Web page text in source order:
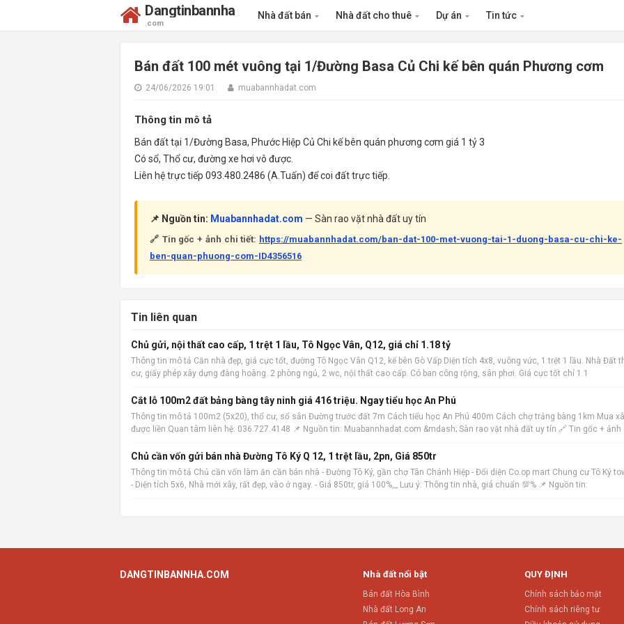
Dangtinbannha
.com
Nhà đất bán Nhà đất cho thuê Dự án Tin tức
Bán đất 100 mét vuông tại 1/Đường Basa Củ Chi kế bên quán Phương cơm
24/06/2026 19:01 muabannhadat.com
Thông tin mô tả
Bán đất tại 1/Đường Basa, Phước Hiệp Củ Chi kế bên quán phương cơm giá 1 tỷ 3
Có sổ, Thổ cư, đường xe hơi vô được.
Liên hệ trực tiếp 093.480.2486 (A.Tuấn) để coi đất trực tiếp.
📌 Nguồn tin: Muabannhadat.com — Sàn rao vặt nhà đất uy tín
🔗 Tin gốc + ảnh chi tiết: https://muabannhadat.com/ban-dat-100-met-vuong-tai-1-duong-basa-cu-chi-ke-
ben-quan-phuong-com-ID4356516
Tin liên quan
Chủ gửi, nội thất cao cấp, 1 trệt 1 lầu, Tô Ngọc Vân, Q12, giá chỉ 1.18 tỷ
Thông tin mô tả Căn nhà đẹp, giá cực tốt, đường Tô Ngọc Vân Q12, kế bên Gò Vấp Diện tích 4x8, vuông vức, 1 trệt 1 lầu. Nhà Đất
cư, giấy phép xây dựng đàng hoàng. 2 phòng ngủ, 2 wc, nội thất cao cấp. Có ban công rộng, sân phơi. Giá cực tốt chỉ 1.1
Cắt lỗ 100m2 đất bảng bàng tây ninh giá 416 triệu. Ngay tiểu học An Phú
Thông tin mô tả 100m2 (5x20), thổ cư, sổ sẵn Đường trước đất 7m Cách tiểu học An Phú 400m Cách chợ trảng bàng 1km Mua
được liền Quan tâm liên hệ: 036.727.4148 📌 Nguồn tin: Muabannhadat.com &mdash; Sàn rao vặt nhà đất uy tín 🔗 Tin gốc + ảnh
Chủ cần vốn gửi bán nhà Đường Tô Ký Q 12, 1 trệt lầu, 2pn, Giá 850tr
Thông tin mô tả Chủ cần vốn làm ăn cần bán nhà - Đường Tô Ký, gần chợ Tân Chánh Hiệp - Đối diện Co.op mart Chung cư Tô Ký
- Diện tích 5x6, Nhà mới xây, rất đẹp, vào ở ngay. - Giá 850tr, giá 100%,_ Lưu ý: Thông tin nhà, giá chuẩn 💯% 📌 Nguồn tin:
DANGTINBANNHA.COM Nhà đất nổi bật
Bán đất Hòa Bình
Nhà đất Long An
QUY ĐỊNH
Chính sách bảo mật
Chính sách riêng tư